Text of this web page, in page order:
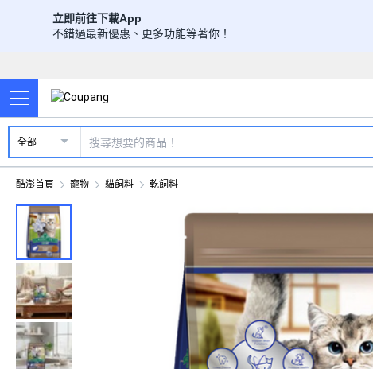
立即前往下載App
不錯過最新優惠、更多功能等著你！
全部
酷澎首頁 寵物 貓飼料 乾飼料